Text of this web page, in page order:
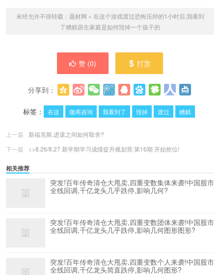
未经允许不得转载： 题材网 » 在这个游戏渡过恐怖压抑的1小时后,我看到
了糟糕原生家庭是如何毁掉一个孩子的
赞 (0) 打赏
分享到：
标签：
在这 微商咨询 我看到了 毁掉 渡过 糟糕
上一篇
新福克斯,进退之间如何取舍?
下一篇
<>8.26/8.27 新学期学习成绩提升规划营·第16期 开始抢位!
相关推荐
突发!百年传奇清仓大甩卖,四重变数集体来袭!中国股市
全线回调,千亿龙头几乎跌停,影响几何?
突发!百年传奇清仓大甩卖,四重变数团体来袭!中国股市
全线回调,千亿龙头几乎跌停,影响几何图形图形?
突发!百年传奇清仓大甩卖,四重变数个人来袭!中国股市
全线回调,千亿龙头简直跌停,影响几何图形?